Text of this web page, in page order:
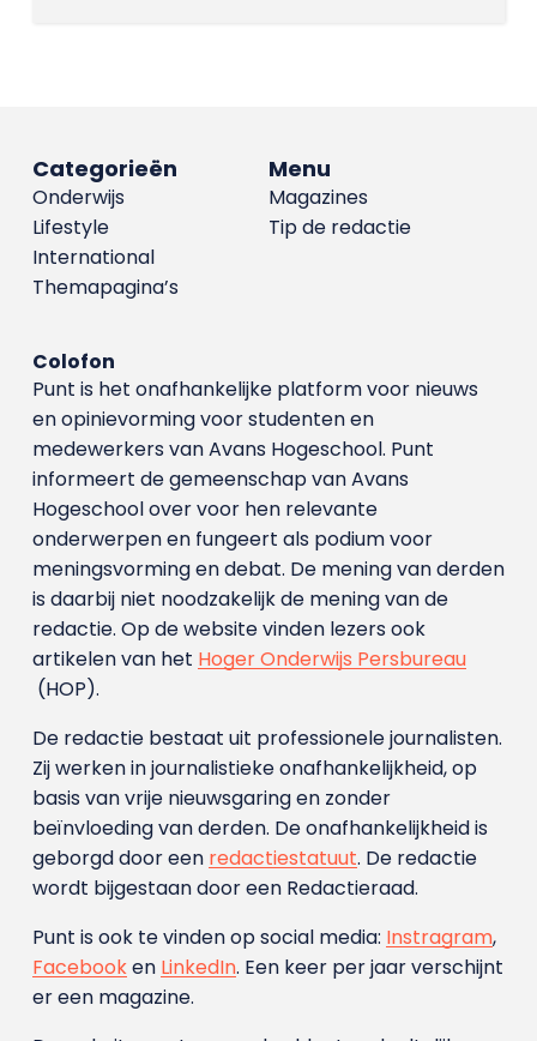
Menu
Magazines
Tip de redactie
Categorieën
Onderwijs
Lifestyle
International
Themapagina’s
Colofon
Punt is het onafhankelijke platform voor nieuws
en opinievorming voor studenten en
medewerkers van Avans Hoge­school. Punt
informeert de gemeenschap van Avans
Hogeschool over voor hen relevante
onderwerpen en fungeert als podium voor
meningsvorming en debat. De mening van derden
is daarbij niet noodzakelijk de mening van de
redactie. Op de website vinden lezers ook
artikelen van het Hoger Onderwijs Persbureau
(HOP).
De redactie bestaat uit professionele journalisten.
Zij werken in journalistieke onafhankelijkheid, op
basis van vrije nieuwsgaring en zonder
beïnvloeding van derden. De onafhankelijkheid is
geborgd door een redactiestatuut. De redactie
wordt bijgestaan door een Redactieraad.
Punt is ook te vinden op social media: Instragram,
Facebooken LinkedIn. Een keer per jaar verschijnt
er een magazine.